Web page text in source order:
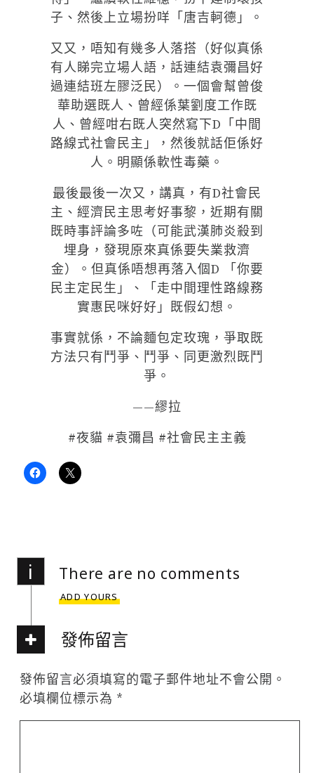
子、然後上立場扮咩「唐吉軻德」。
又又，唔知有幾多人落搭（好似真係
有人睇完立場人語，話連結袁彌昌好
過連結班左膠泛民）。一個會幫曾俊
華助選既人、曾經係葉劉度工作既
人、曾經咁右既人突然寫下D「中間
路線式社會民主」，然後就話佢係好
人。明顯係軟性毒藥。
最後最後一次又，講真，有D社會民
主、經濟民主思考好事黎，近期有關
既時事評論多咗（可能武漢肺炎殺到
埋身，發現原來真係要失業救濟
金）。但真係唔想再落入個D 「你要
民主定民生」、「走中間理性路線務
實惠民咪好好」既假幻想。
事實就係，不論麵包定玫瑰，爭取既
方法只有鬥爭、鬥爭、同更激烈既鬥
爭。
——繆拉
#夜貓 #袁彌昌 #社會民主主義
i There are no comments
ADD YOURS
發佈留言
發佈留言必須填寫的電子郵件地址不會公開。
必填欄位標示為 *